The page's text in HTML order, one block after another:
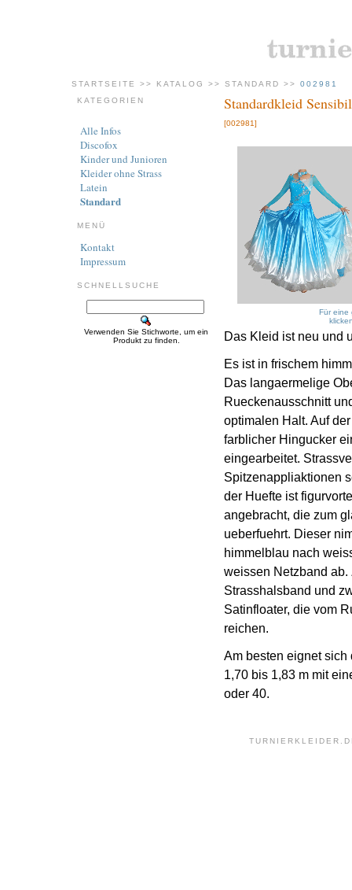
STARTSEITE >> KATALOG >> STANDARD >> 002981
KATEGORIEN
Alle Infos
Discofox
Kinder und Junioren
Kleider ohne Strass
Latein
Standard
MENÜ
Kontakt
Impressum
SCHNELLSUCHE
Verwenden Sie Stichworte, um ein
Produkt zu finden.
Standardkleid
[002981]
Für eine
Das Kleid ist neu und
Es ist in frischem
Das langaermelige
Rueckenausschnitt
optimalen Halt. Auf
farblicher Hingucker
eingearbeitet.
Spitzenappliaktionen
der Huefte ist
angebracht, die zum
ueberfuehrt. Dieser
himmelblau nach
weissen Netzband
Strasshalsband und
Satinfloater, die vom
reichen.
Am besten eignet
1,70 bis 1,83 m mit
oder 40.